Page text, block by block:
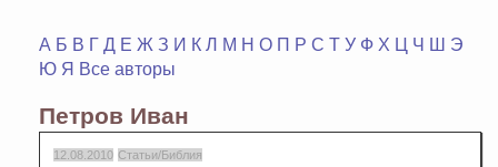
А Б В Г Д Е Ж З И К Л М Н О П Р С Т У Ф Х Ц Ч Ш
Э
Ю Я Все авторы
Петров Иван
12.08.2010 Статьи/Библия